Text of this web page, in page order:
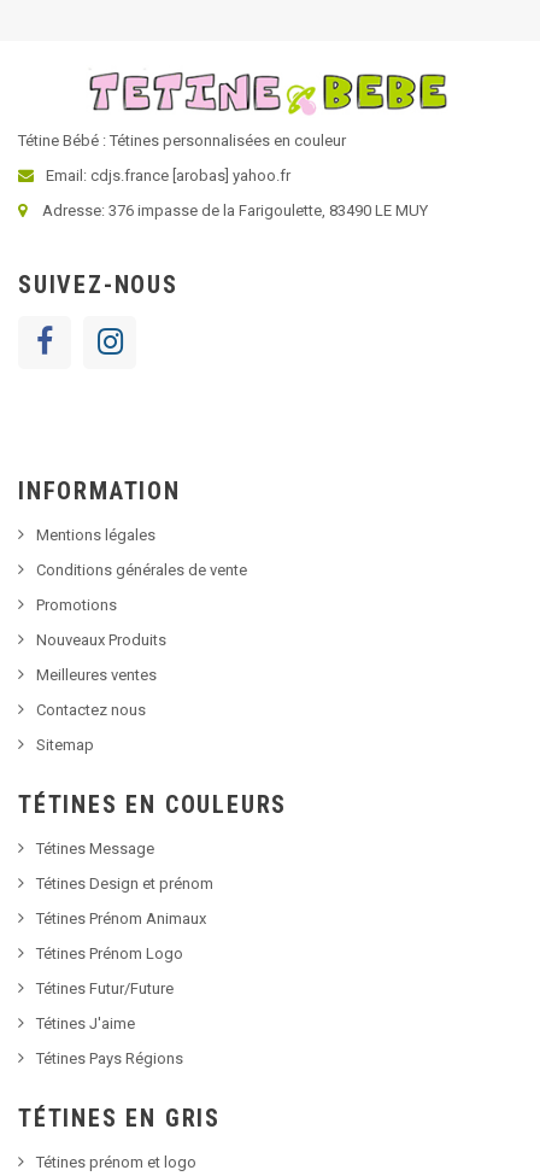
Tétine Bébé : Tétines personnalisées en couleur
Email: cdjs.france [arobas] yahoo.fr
Adresse: 376 impasse de la Farigoulette, 83490 LE MUY
SUIVEZ-NOUS
INFORMATION
Mentions légales
Conditions générales de vente
Promotions
Nouveaux Produits
Meilleures ventes
Contactez nous
Sitemap
TÉTINES EN COULEURS
Tétines Message
Tétines Design et prénom
Tétines Prénom Animaux
Tétines Prénom Logo
Tétines Futur/Future
Tétines J'aime
Tétines Pays Régions
TÉTINES EN GRIS
Tétines prénom et logo